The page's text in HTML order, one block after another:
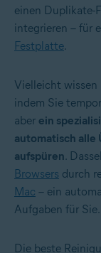
einen Duplikate-
integrieren – für
Festplatte.
Vielleicht wissen
indem Sie
aber ein
automatisch alle
aufspüren.
Browsers durch
Mac – ein
Aufgaben für Sie.
Die beste